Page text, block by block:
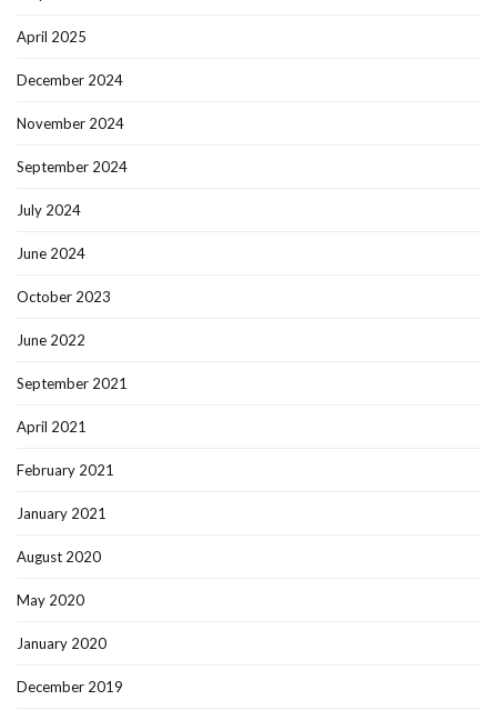
April 2025
December 2024
November 2024
September 2024
July 2024
June 2024
October 2023
June 2022
September 2021
April 2021
February 2021
January 2021
August 2020
May 2020
January 2020
December 2019